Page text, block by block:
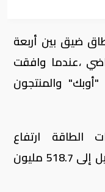
ضيق بين أربعة
،عندما وافقت
"أوبك" والمنتجون
الطاقة ارتفاع
المخزونات الأمريكية 564 ألف برميل إلى 518.7 مليون